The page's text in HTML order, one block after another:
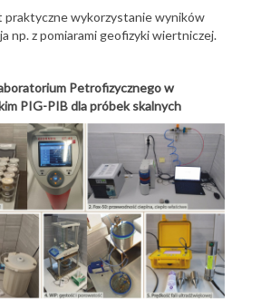
wykorzystanie wyników
np. z pomiarami geofizyki wiertniczej.
Petrofizycznego w
PIG-PIB dla próbek skalnych